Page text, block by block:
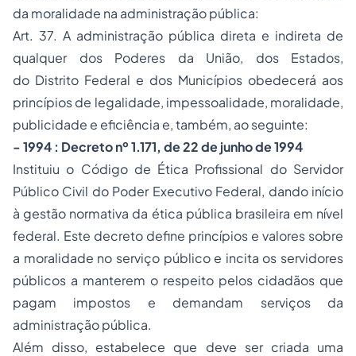
da moralidade na administração pública:
Art. 37. A administração pública direta e indireta de
qualquer dos Poderes da União, dos Estados,
do Distrito Federal e dos Municípios obedecerá aos
princípios de legalidade, impessoalidade, moralidade,
publicidade e eficiência e, também, ao seguinte:
- 1994 : Decreto nº 1.171, de 22 de junho de 1994
Instituiu o Código de Ética Profissional do Servidor
Público Civil do Poder Executivo Federal, dando início
à gestão normativa da ética pública brasileira em nível
federal. Este decreto define princípios e valores sobre
a moralidade no serviço público e incita os servidores
públicos a manterem o respeito pelos cidadãos que
pagam impostos e demandam serviços da
administração pública.
Além disso, estabelece que deve ser criada uma